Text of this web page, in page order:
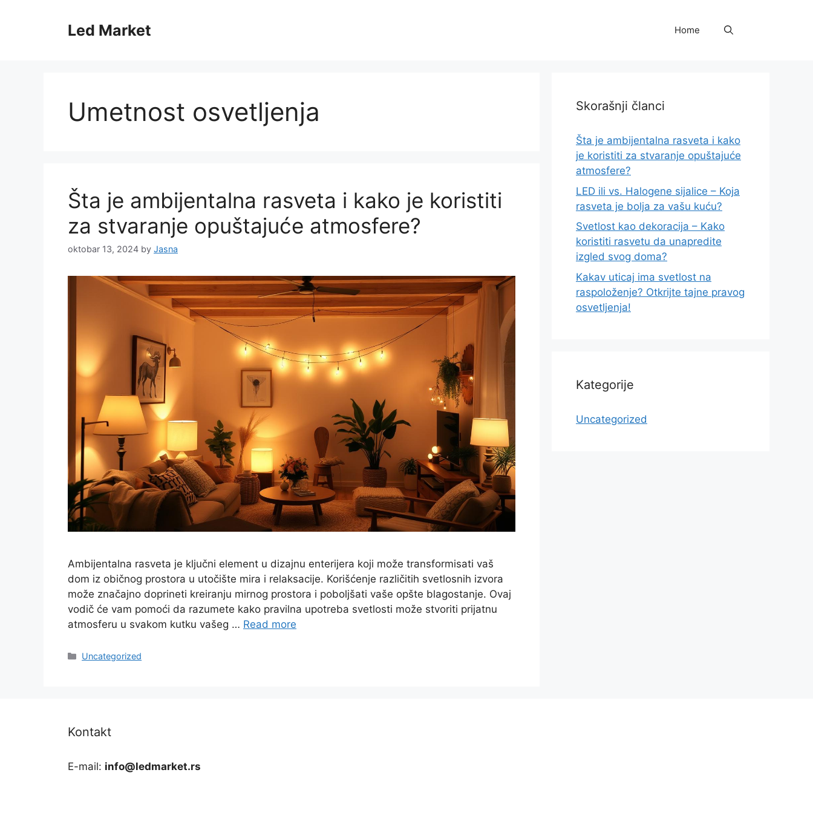
Led Market Home
Umetnost osvetljenja
Šta je ambijentalna rasveta i kako je koristiti
za stvaranje opuštajuće atmosfere?
oktobar 13, 2024 by Jasna
Ambijentalna rasveta je ključni element u dizajnu enterijera koji može transformisati vaš
dom iz običnog prostora u utočište mira i relaksacije. Korišćenje različitih svetlosnih izvora
može značajno doprineti kreiranju mirnog prostora i poboljšati vaše opšte blagostanje. Ovaj
vodič će vam pomoći da razumete kako pravilna upotreba svetlosti može stvoriti prijatnu
atmosferu u svakom kutku vašeg … Read more
Categories
Uncategorized
Skorašnji članci
Šta je ambijentalna rasveta i kako
je koristiti za stvaranje opuštajuće
atmosfere?
LED ili vs. Halogene sijalice – Koja
rasveta je bolja za vašu kuću?
Svetlost kao dekoracija – Kako
koristiti rasvetu da unapredite
izgled svog doma?
Kakav uticaj ima svetlost na
raspoloženje? Otkrijte tajne pravog
osvetljenja!
Kategorije
Uncategorized
Kontakt
E-mail: info@ledmarket.rs